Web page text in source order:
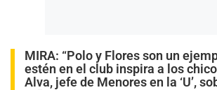
MIRA: “Polo y Flores son un
estén en el club inspira a los
Alva, jefe de Menores en la ‘U’,